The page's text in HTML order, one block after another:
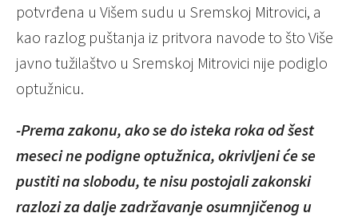
potvrđena u Višem sudu u Sremskoj Mitrovici, a
kao razlog puštanja iz pritvora navode to što Više
javno tužilaštvo u Sremskoj Mitrovici nije podiglo
optužnicu.
-Prema zakonu, ako se do isteka roka od šest
meseci ne podigne optužnica, okrivljeni će se
pustiti na slobodu, te nisu postojali zakonski
razlozi za dalje zadržavanje osumnjičenog u